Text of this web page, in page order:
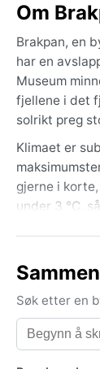
Om
Brakpan, en
har en
Museum
fjellene i det
solrikt preg
Klimaet er
gjerne i
under 3 °C,
moderat.
sjeldne.
fra monsun
Søk etter en